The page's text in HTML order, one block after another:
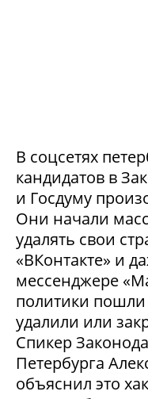
В соцсетях
кандидатов в
и Госдуму
Они начали
удалять свои
«ВКонтакте» и
мессенджере
политики
удалили или
Спикер
Петербурга
объяснил это